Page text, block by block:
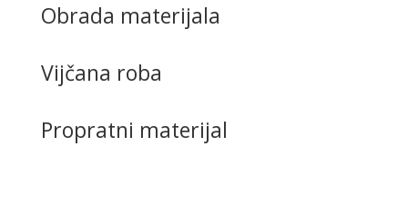
Obrada materijala
Vijčana roba
Propratni materijal